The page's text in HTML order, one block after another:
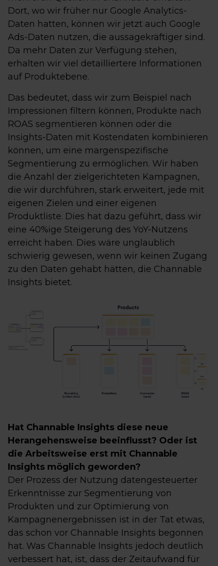
Dort, wo wir früher nur Google Analytics-
Daten hatten, können wir jetzt auch Google
Ads-Daten nutzen, die aussagekräftiger sind.
Da mehr Daten zur Verfügung stehen,
erhalten wir viel detailliertere Informationen
auf Produktebene.
Das bedeutet, dass wir zum Beispiel nach
Impressionen filtern können, Produkte nach
ROAS segmentieren können oder die
Insights-Daten mit Kostendaten kombinieren
können, um eine margenspezifische
Segmentierung zu ermöglichen. Wir haben
die Anzahl der zielgerichteten Kampagnen,
die wir durchführen, stark erweitert, jede mit
eigenen Zielen und einer eigenen
Produktliste. Dies hat dazu geführt, dass wir
eine 40%ige Steigerung des YoY-Nutzens
erreicht haben. Dies wäre unglaublich
schwierig gewesen, wenn wir keinen Zugang
zu den Daten gehabt hätten, die Channable
Insights bietet.
Hat Channable Insights diese neue
Herangehensweise beeinflusst? Oder ist
die Arbeitsweise erst mit Channable
Insights möglich geworden?
Der Prozess der Nutzung datengesteuerter
Erkenntnisse zur Segmentierung von
Produkten und zur Optimierung von
Kampagnenergebnissen ist in der Tat etwas,
das schon vor Channable Insights begonnen
hat. Was Channable Insights jedoch deutlich
verbessert hat, ist, dass der Zeitaufwand für